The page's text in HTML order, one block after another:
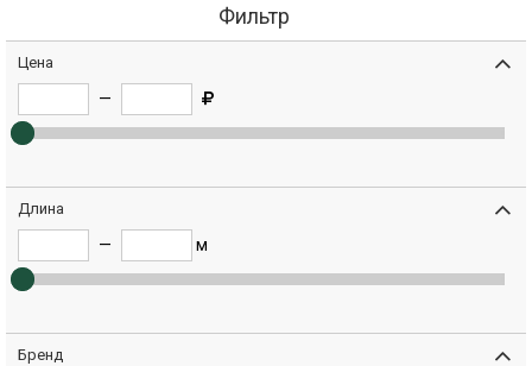
Фильтр
Цена
—
Длина
— м
Бренд